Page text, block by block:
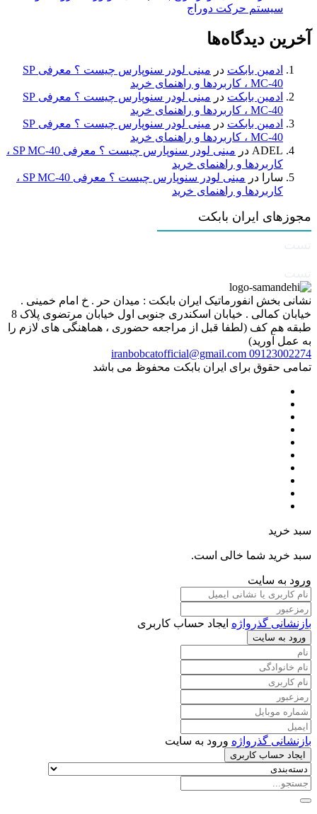
سیستم حرکت دوراج
آخرین دیدگاه‌ها
ادمین بابکت در
مینی لودر سنوپارس چیست ؟ معرفی SP
MC-40 ، کاربردها و راهنمای خرید
ادمین بابکت در
مینی لودر سنوپارس چیست ؟ معرفی SP
MC-40 ، کاربردها و راهنمای خرید
ادمین بابکت در
مینی لودر سنوپارس چیست ؟ معرفی SP
MC-40 ، کاربردها و راهنمای خرید
ADEL در
مینی لودر سنوپارس چیست ؟ معرفی SP MC-40 ،
کاربردها و راهنمای خرید
سارا
در
مینی لودر سنوپارس چیست ؟ معرفی SP MC-40 ،
کاربردها و راهنمای خرید
مجوزهای ایران بابکت
نشانی بخش انفورماتیک ایران بابکت : میدان حر . خ امام خمینی .
خیابان کمالی . خیابان اسکندری جنوبی اول خیابان مرتضوی پلاک 8
طبقه هم کف (لطفا قبل از مراجعه حضوری ، هماهنگی های لازم را
به عمل آورید)
09123002274
iranbobcatofficial@gmail.com
تمامی حقوق برای ایران بابکت محفوظ می باشد
سبد خرید
سبد خرید شما خالی است.
ورود به سایت
بازنشانی گذرواژه ایجاد حساب کاربری
ورود به سایت
بازنشانی گذرواژه ورود به سایت
ایجاد حساب کاربری